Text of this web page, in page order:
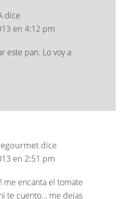
dice
en 4:12 pm
este pan. Lo voy a
dice
en 2:51 pm
me encanta el tomate
te cuento… me dejas